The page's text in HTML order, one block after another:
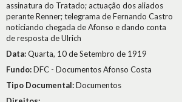
assinatura do Tratado; actuação dos aliados
perante Renner; telegrama de Fernando Castro
noticiando chegada de Afonso e dando conta
de resposta de Ulrich
Data:Quarta, 10 de Setembro de 1919
Fundo:DFC - Documentos Afonso Costa
Tipo Documental:Documentos